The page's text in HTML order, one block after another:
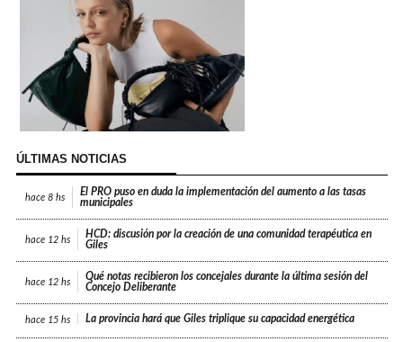
ÚLTIMAS NOTICIAS
hace 8 hs
El PRO puso en duda la implementación del aumento a las tasas
municipales
hace 12 hs
HCD: discusión por la creación de una comunidad terapéutica en
Giles
hace 12 hs
Qué notas recibieron los concejales durante la última sesión del
Concejo Deliberante
hace 15 hs La provincia hará que Giles triplique su capacidad energética